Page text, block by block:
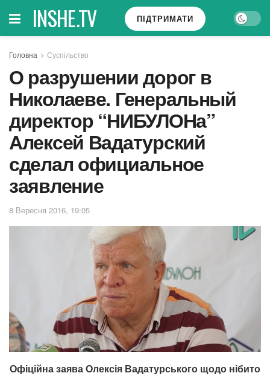
INSHE.TV ПІДТРИМАТИ
Головна Суспільство
О разрушении дорог в
Николаеве. Генеральный
директор “НИБУЛОНа”
Алексей Вадатурский
сделал официальное
заявление
8 Вересня 2016, 19:05
Офіційна заява Олексія Вадатурського щодо нібито